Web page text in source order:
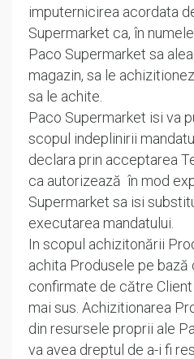
imputernicirea acordata
Supermarket ca, în
Paco Supermarket sa
magazin, sa le
sa le achite.
Paco Supermarket isi va
scopul indeplinirii
declara prin acceptarea
ca autorizează în mod
Supermarket sa isi
executarea mandatului.
In scopul achizitonării
achita Produsele pe
confirmate de către
mai sus. Achizitionarea
din resursele proprii ale
va avea dreptul de a-i fi